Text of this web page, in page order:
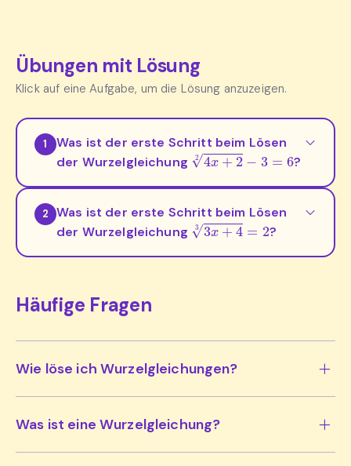
Übungen mit Lösung
Klick auf eine Aufgabe, um die Lösung anzuzeigen.
1
Was ist der erste Schritt beim Lösen
der Wurzelgleichung 4x+22−3=6 ?
2
Was ist der erste Schritt beim Lösen
der Wurzelgleichung 3x+43=2 ?
Häufige Fragen
Wie löse ich Wurzelgleichungen?
Was ist eine Wurzelgleichung?